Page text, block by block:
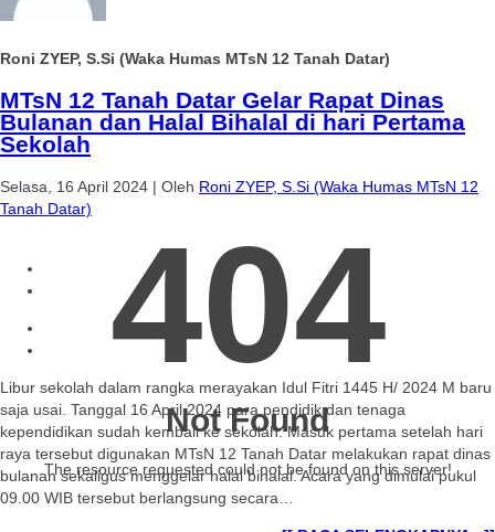
Roni ZYEP, S.Si (Waka Humas MTsN 12 Tanah Datar)
MTsN 12 Tanah Datar Gelar Rapat Dinas
Bulanan dan Halal Bihalal di hari Pertama
Sekolah
Selasa, 16 April 2024 | Oleh Roni ZYEP, S.Si (Waka Humas MTsN 12
Tanah Datar)
Libur sekolah dalam rangka merayakan Idul Fitri 1445 H/ 2024 M baru
saja usai. Tanggal 16 April 2024 para pendidik dan tenaga
kependidikan sudah kembali ke sekolah. Masuk pertama setelah hari
raya tersebut digunakan MTsN 12 Tanah Datar melakukan rapat dinas
bulanan sekaligus menggelar halal bihalal. Acara yang dimulai pukul
09.00 WIB tersebut berlangsung secara…
404
Not Found
The resource requested could not be found on this server!